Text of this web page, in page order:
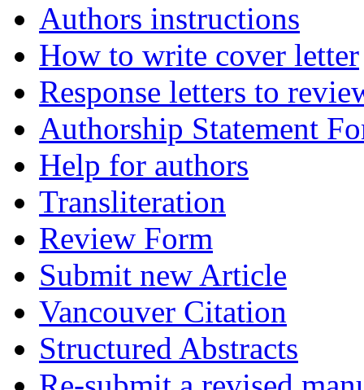
Authors instructions
How to write cover letter
Response letters to
Authorship Statement
Help for authors
Transliteration
Review Form
Submit new Article
Vancouver Citation
Structured Abstracts